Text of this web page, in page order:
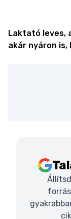
Laktató leves,
akár nyáron is,